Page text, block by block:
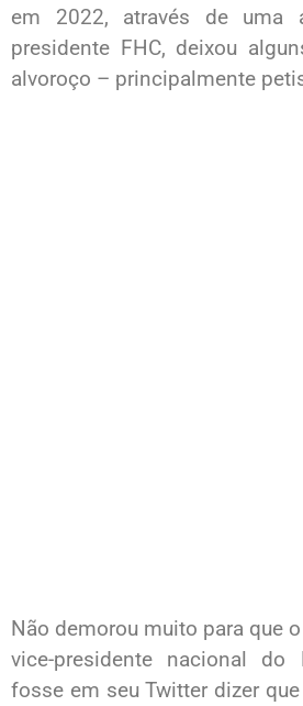
em 2022, através de uma
presidente FHC, deixou
alvoroço – principalmente
Não demorou muito para que
vice-presidente nacional do
fosse em seu Twitter dizer